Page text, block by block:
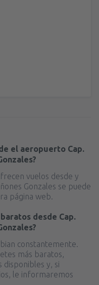
el aeropuerto Cap.
vuelos desde y
Gonzales se puede
página web.
desde Cap.
constantemente.
más baratos,
y, si
le informaremos